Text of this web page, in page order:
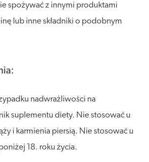
spożywać z innymi produktami
lub inne składniki o podobnym
nadwrażliwości na
suplementu diety. Nie stosować u
i karmienia piersią. Nie stosować u
18. roku życia.